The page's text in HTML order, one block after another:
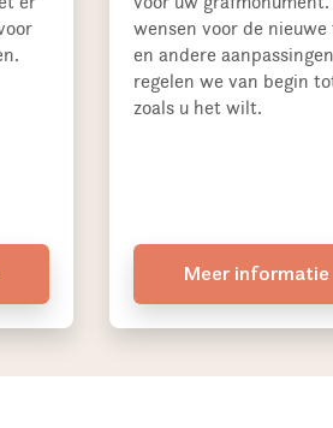
wensen voor de
en andere aanpassingen
regelen we van begin
zoals u het wilt.
Meer informatie